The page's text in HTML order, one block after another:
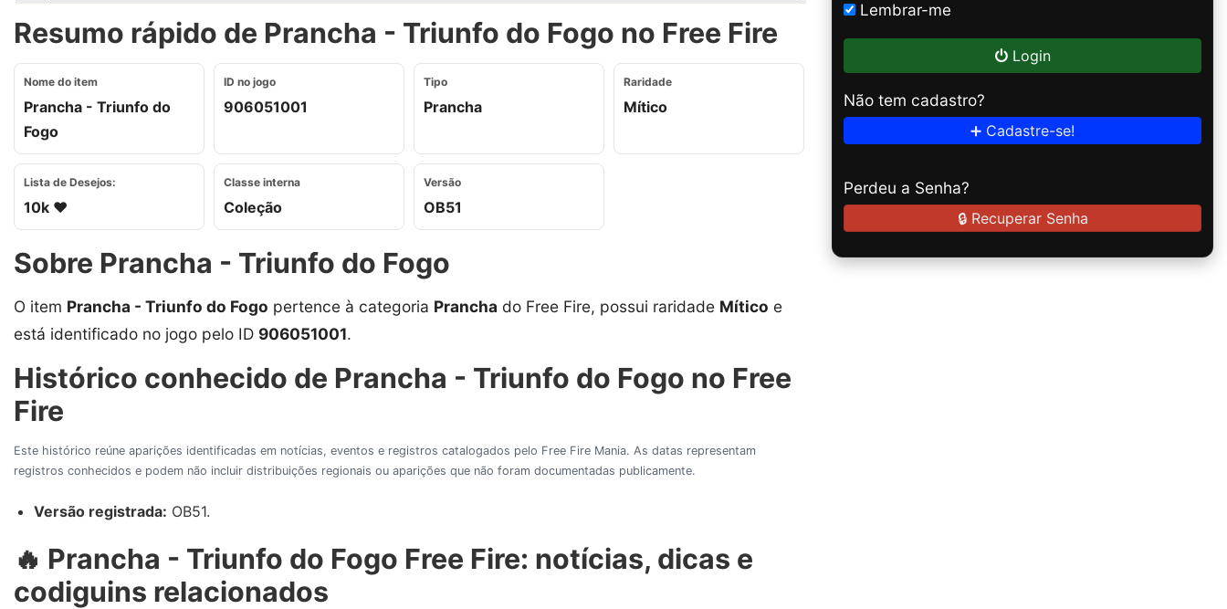
Resumo rápido de Prancha - Triunfo do Fogo no Free Fire
Nome do item
Prancha - Triunfo do
Fogo
ID no jogo
906051001
Tipo
Prancha
Raridade
Mítico
Lista de Desejos:
10k ❤️
Classe interna
Coleção
Versão
OB51
Sobre Prancha - Triunfo do Fogo
O item Prancha - Triunfo do Fogo pertence à categoria Prancha do Free Fire, possui raridade Mítico e
está identificado no jogo pelo ID 906051001.
Histórico conhecido de Prancha - Triunfo do Fogo no Free
Fire
Este histórico reúne aparições identificadas em notícias, eventos e registros catalogados pelo Free Fire Mania. As datas representam
registros conhecidos e podem não incluir distribuições regionais ou aparições que não foram documentadas publicamente.
Versão registrada: OB51.
🔥 Prancha - Triunfo do Fogo Free Fire: notícias, dicas e
codiguins relacionados
Lembrar-me
Login
Não tem cadastro?
➕ Cadastre-se!
Perdeu a Senha?
🔒 Recuperar Senha